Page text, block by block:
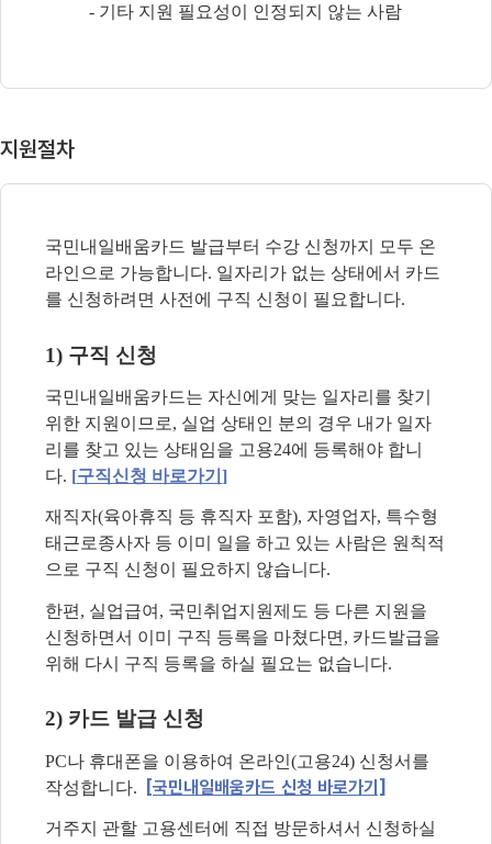
- 기타 지원 필요성이 인정되지 않는 사람
지원절차
국민내일배움카드 발급부터 수강 신청까지 모두 온
라인으로 가능합니다. 일자리가 없는 상태에서 카드
를 신청하려면 사전에 구직 신청이 필요합니다.
1) 구직 신청
국민내일배움카드는 자신에게 맞는 일자리를 찾기
위한 지원이므로, 실업 상태인 분의 경우 내가 일자
리를 찾고 있는 상태임을 고용24에 등록해야 합니
다. [구직신청 바로가기 ]
재직자(육아휴직 등 휴직자 포함), 자영업자, 특수형
태근로종사자 등 이미 일을 하고 있는 사람은 원칙적
으로 구직 신청이 필요하지 않습니다.
한편 , 실업급여 , 국민취업지원제도 등 다른 지원을
신청하면서 이미 구직 등록을 마쳤다면 , 카드발급을
위해 다시 구직 등록을 하실 필요는 없습니다.
2) 카드 발급 신청
PC나 휴대폰을 이용하여 온라인(고용24) 신청서를
작성합니다. [국민내일배움카드 신청 바로가기]
거주지 관할 고용센터에 직접 방문하셔서 신청하실